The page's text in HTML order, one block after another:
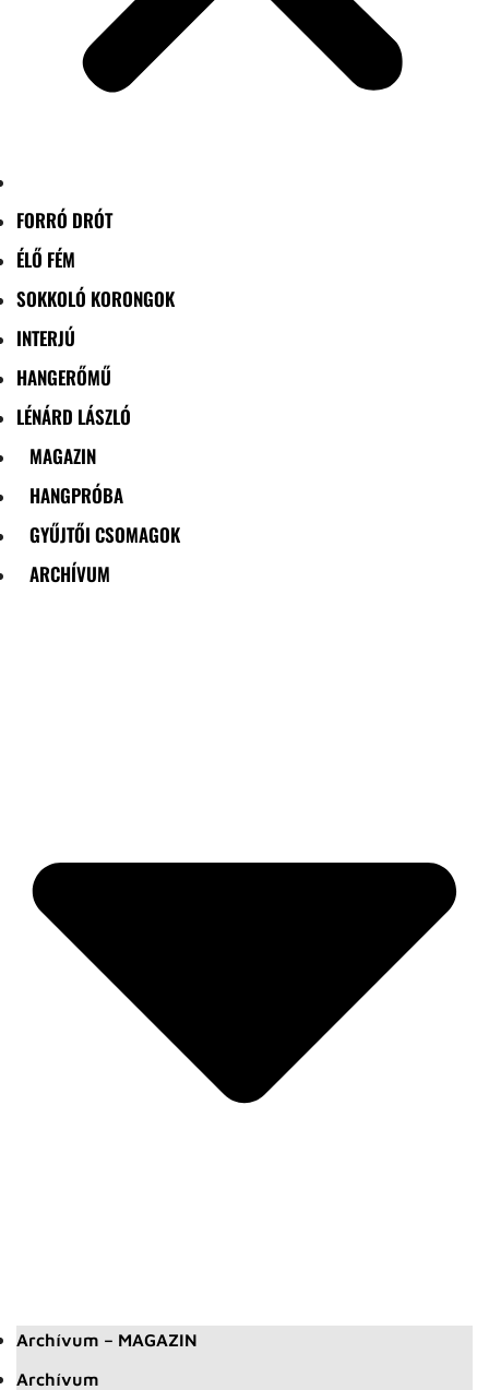
FORRÓ DRÓT
ÉLŐ FÉM
SOKKOLÓ KORONGOK
INTERJÚ
HANGERŐMŰ
LÉNÁRD LÁSZLÓ
MAGAZIN
HANGPRÓBA
GYŰJTŐI CSOMAGOK
ARCHÍVUM
Archívum – MAGAZIN
Archívum